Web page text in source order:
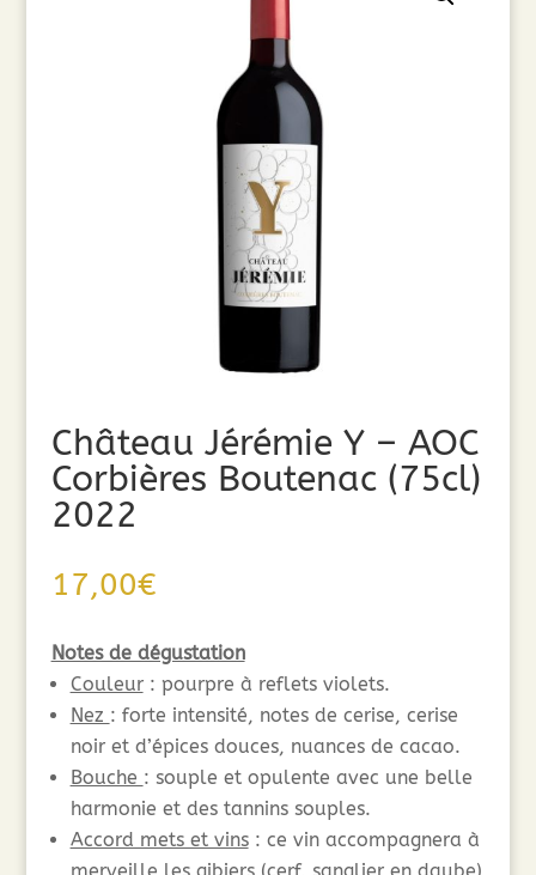
Château Jérémie Y – AOC
Corbières Boutenac (75cl)
2022
17,00€
Notes de dégustation
Couleur: pourpre à reflets violets.
Nez : forte intensité, notes de cerise, cerise
noir et d’épices douces, nuances de cacao.
Bouche : souple et opulente avec une belle
harmonie et des tannins souples.
Accord mets et vins: ce vin accompagnera à